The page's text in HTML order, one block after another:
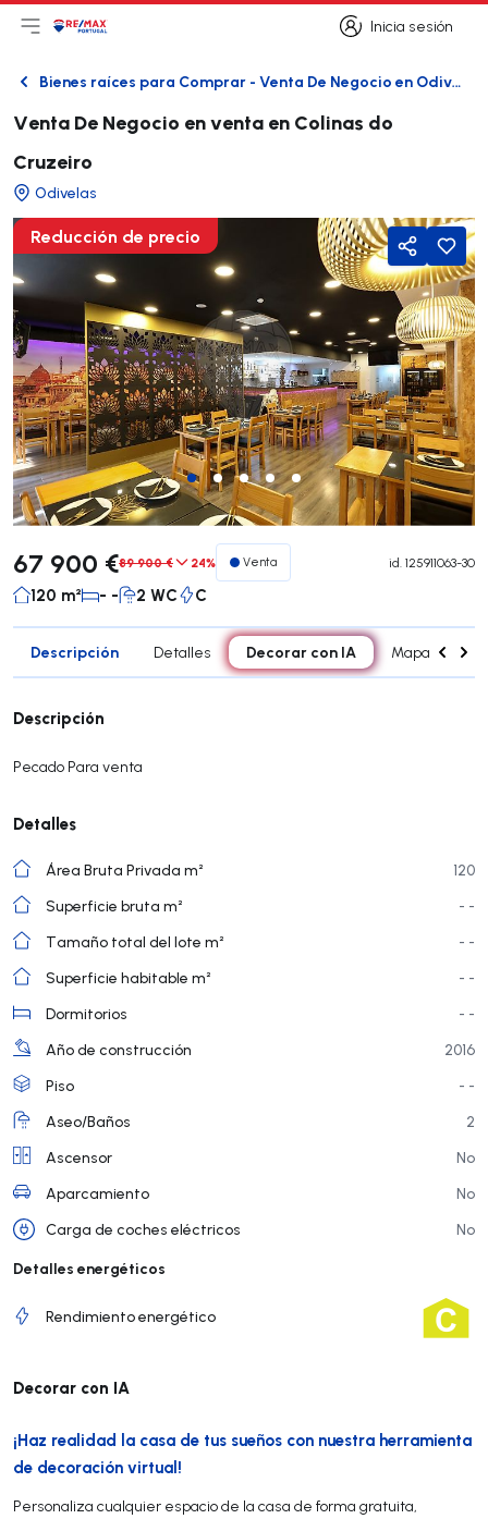
Inicia sesión
Inicia sesión
Abrir el menú principal
Logotipo
Atrás Bienes raíces para Comprar - Venta De Negocio en Odivelas
Venta De Negocio en venta en Colinas do
Cruzeiro
Odivelas
Reducción de precio
Compartir
67 900 €89 900 € 24% Venta id. 125911063-30
120 m² - - 2 WC C
Descripción Detalles Decorar con IA Mapa
Descripción
Pecado Para venta
Detalles
Área Bruta Privada m²
120
Superficie bruta m²
- -
Tamaño total del lote m²
- -
Superficie habitable m²
- -
Dormitorios
- -
Año de construcción
2016
Piso
- -
Aseo/Baños
2
Ascensor
No
Aparcamiento
No
Carga de coches eléctricos
No
Detalles energéticos
Rendimiento energético
Decorar con IA
¡Haz realidad la casa de tus sueños con nuestra herramienta
de decoración virtual!
Personaliza cualquier espacio de la casa de forma gratuita,